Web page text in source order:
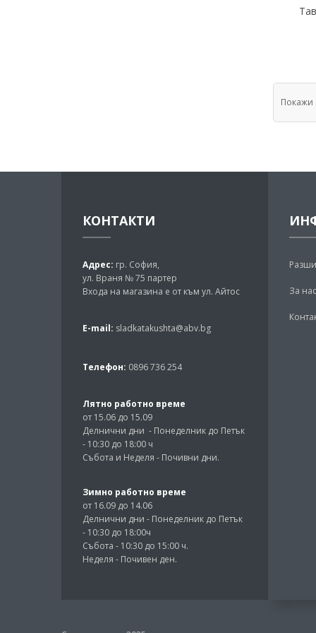
Покажи
КОНТАКТИ
Адрес: гр. София,
ул. Враня № 75 партер
Входа на магазина е от към ул. Айтос
E-mail: sladkatakushta@abv.bg
Телефон: 0896 736 254
Лятно работно време
от 15.06 до 15.09
Делнични дни - Понеделник до Петък
- 10:30 до 18:00 ч
Събота и Неделя - Почивни дни.
Зимно работно време
от 16.09 до 14.06
Делнични дни - Понеделник до Петък
- 10:30 до 18:00ч
Събота - 10:30 до 15:00 ч.
Неделя - Почивен ден.
За нас